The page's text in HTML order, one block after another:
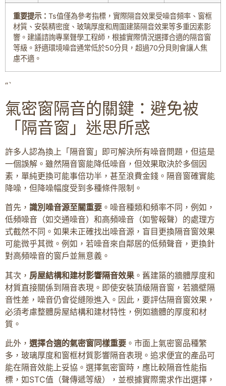
重要提示： Ts值僅為參考指標，實際隔音效果受噪音頻率、窗框
材質、安裝精密度、玻璃厚度和周圍建築隔音效果等多重因素影
響。建議諮詢專業聲學工程師，根據實際情況選擇合適的隔音窗
等級。舒適環境噪音通常低於50分貝，超過70分貝則會讓人焦
慮不適。
“`
氣密窗隔音的關鍵：避免被
「隔音窗」迷思所惑
許多人認為換上「隔音窗」即可解決所有噪音問題，但這是
一個誤解。雖然隔音窗能降低噪音，但效果取決於多個因
素，單純更換可能事倍功半，甚至浪費金錢。隔音窗確實能
降噪，但降噪幅度受到多種條件限制。
首先， 識別噪音源至關重要 。噪音種類和頻率不同，例如，
低頻噪音（如交通噪音）和高頻噪音（如警報聲）的處理方
式截然不同。如果未正確找出噪音源，盲目更換隔音窗效果
可能微乎其微。例如，若噪音來自鄰居的低頻聲音，更換針
對高頻噪音的窗戶並無意義。
其次， 房屋結構和建材影響隔音效果 。舊建築的牆體厚度和
材質直接關係到隔音表現。即使安裝頂級隔音窗，若牆壁隔
音性差，噪音仍會從縫隙進入。因此，要評估隔音窗效果，
必須考慮整體房屋結構和建材特性，例如牆體的厚度和材
質。
此外， 選擇合適的氣密窗同樣重要 。市面上氣密窗品種繁
多，玻璃厚度和窗框材質影響隔音表現。追求便宜的產品可
能在隔音效能上妥協。選擇氣密窗時，應比較隔音性能指
標，如STC值（聲傳遞等級），並根據實際需求作出選擇，